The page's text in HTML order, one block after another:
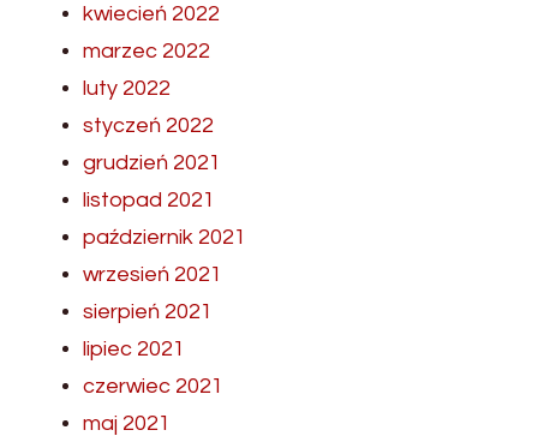
kwiecień 2022
marzec 2022
luty 2022
styczeń 2022
grudzień 2021
listopad 2021
październik 2021
wrzesień 2021
sierpień 2021
lipiec 2021
czerwiec 2021
maj 2021